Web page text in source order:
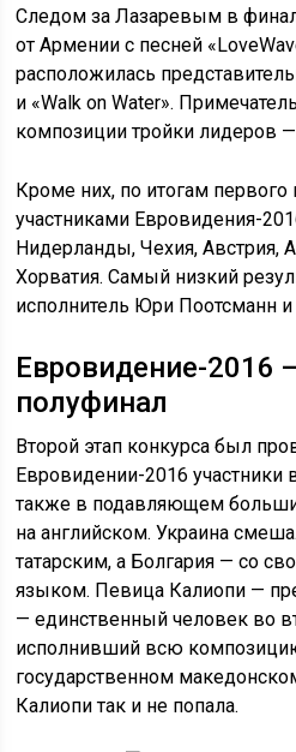
Следом за Лазаревым в
от Армении с песней
расположилась
и «Walk on Water».
композиции тройки лидеров
Кроме них, по итогам первого
участниками Евровидения-
Нидерланды, Чехия, Австрия,
Хорватия. Самый низкий
исполнитель Юри Поотсманн и
Евровидение-2016
полуфинал
Второй этап конкурса был
Евровидении-2016 участники
также в подавляющем
на английском. Украина
татарским, а Болгария — со
языком. Певица Калиопи —
— единственный человек во
исполнивший всю
государственном
Калиопи так и не попала.